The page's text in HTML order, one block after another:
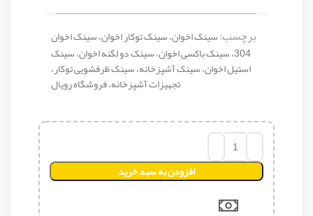
برچسب:سینک اخوان، سینک توکار اخوان، سینک اخوان
304، سینک باکسی اخوان، سینک دو لگنه اخوان، سینک
استیل اخوان، سینک آشپزخانه، سینک ظرفشویی توکار،
تجهیزات آشپزخانه، فروشگاه رویال
افزودن به سبد خرید